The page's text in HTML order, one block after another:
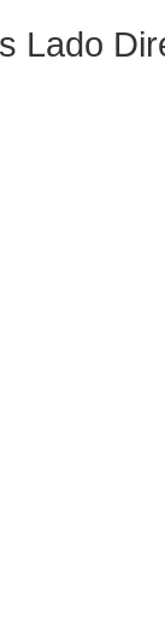
de Ajuda
Lado